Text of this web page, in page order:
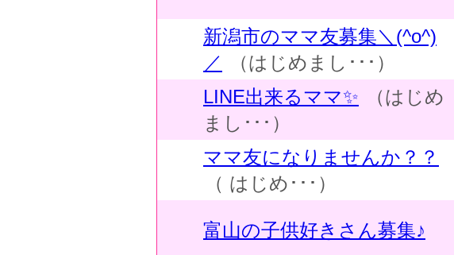
新潟市のママ友募集＼(^o^)
／
（はじめまし･･･）
LINE出来るママ✨
（はじめ
まし･･･）
ママ友になりませんか？？
（ はじめ･･･）
富山の子供好きさん募集♪